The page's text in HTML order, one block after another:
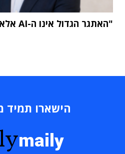
"האתגר הגדול אינו ה-AI אלא הטמעתה בארגון"
הישארו תמיד
maily